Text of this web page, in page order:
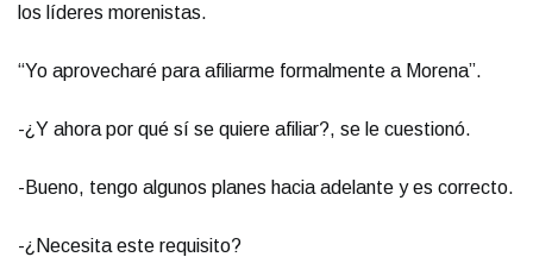
los líderes morenistas.
“Yo aprovecharé para afiliarme formalmente a Morena”.
-¿Y ahora por qué sí se quiere afiliar?, se le cuestionó.
-Bueno, tengo algunos planes hacia adelante y es correcto.
-¿Necesita este requisito?